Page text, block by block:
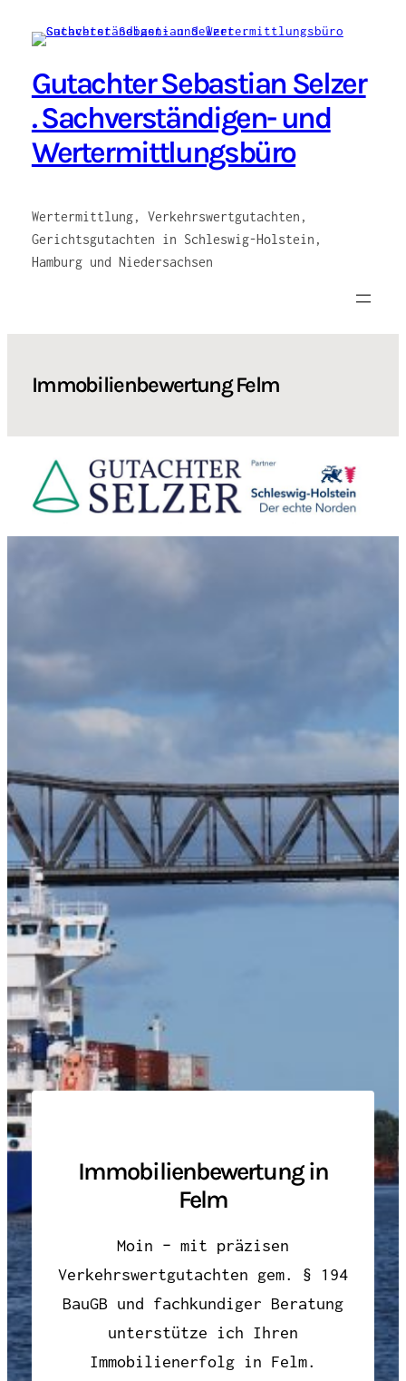
Inhalt
Gutachter Sebastian Selzer
. Sachverständigen- und
Wertermittlungsbüro
Wertermittlung, Verkehrswertgutachten,
Gerichtsgutachten in Schleswig-Holstein,
Hamburg und Niedersachsen
Immobilienbewertung Felm
Immobilienbewertung in
Felm
Moin – mit präzisen
Verkehrswertgutachten gem. § 194
BauGB und fachkundiger Beratung
unterstütze ich Ihren
Immobilienerfolg in Felm.